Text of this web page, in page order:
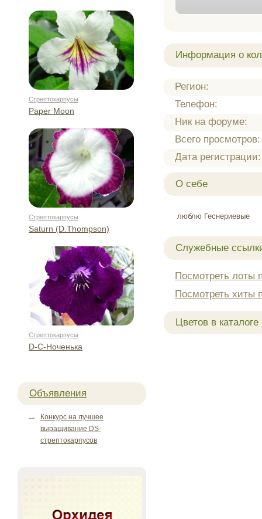
Информация о
Регион:
Телефон:
Ник на форуме:
Всего просмотров:
Дата регистрации:
О себе
люблю Геснериевые
Служебные
Посмотреть лоты
Посмотреть хиты
Цветов в
Стрептокарпусы
Paper Moon
Стрептокарпусы
Saturn (D.Thompson)
Стрептокарпусы
D-C-Ноченька
Объявления
Конкурс на лучшее
выращивание DS-
стрептокарпусов